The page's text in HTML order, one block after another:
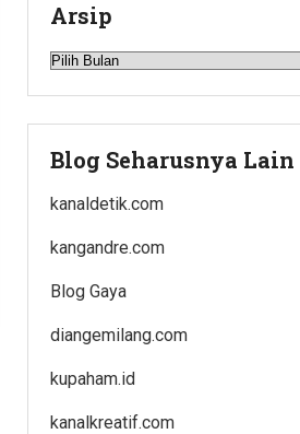
Arsip
Arsip
Blog Seharusnya Lain
kanaldetik.com
kangandre.com
Blog Gaya
diangemilang.com
kupaham.id
kanalkreatif.com